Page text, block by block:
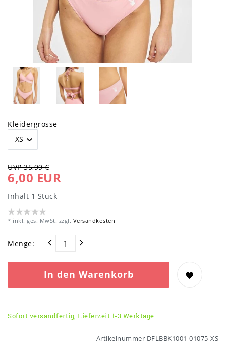
Kleidergrösse
UVP 35,99 €
6,00 EUR
Inhalt 1 Stück
* inkl. ges. MwSt. zzgl. Versandkosten
Menge:
In den Warenkorb
Sofort versandfertig, Lieferzeit 1-3 Werktage
Artikelnummer DFLBBK1001-01075-XS